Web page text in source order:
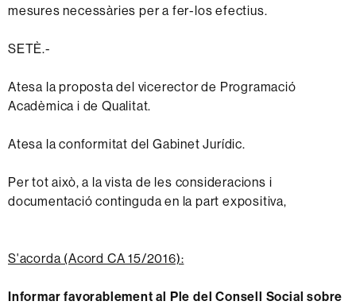
mesures necessàries per a fer-los efectius.
SETÈ.-
Atesa la proposta del vicerector de Programació
Acadèmica i de Qualitat.
Atesa la conformitat del Gabinet Jurídic.
Per tot això, a la vista de les consideracions i
documentació continguda en la part expositiva,
S'acorda (Acord CA 15/2016):
Informar favorablement al Ple del Consell Social sobre